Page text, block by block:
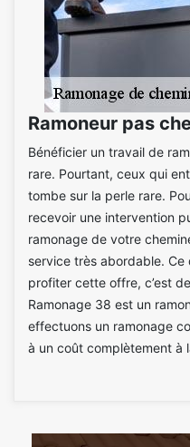
Ramoneur pas
Bénéficier un travail de
rare. Pourtant, ceux qui
tombe sur la perle rare.
recevoir une intervention
ramonage de votre
service très abordable.
profiter cette offre, c’est
Ramonage 38 est un
effectuons un ramonage
à un coût complètement à